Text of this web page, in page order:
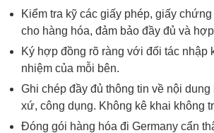
Kiểm tra kỹ các giấy phép, giấy
cho hàng hóa, đảm bảo đầy đủ và
Ký hợp đồng rõ ràng với đối tác nhập
nhiệm của mỗi bên.
Ghi chép đầy đủ thông tin về nội dung
xứ, công dụng. Không kê khai không
Đóng gói hàng hóa đi Germany cẩn